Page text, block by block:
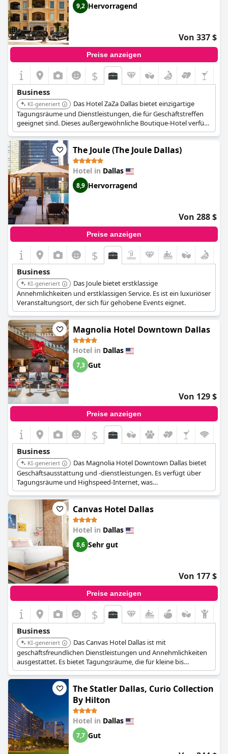
Allerdings weist das Hotel in bestimmten Bereichen Mängel auf,
die für Geschäftsreisende wesentlich sind. Es gibt kein
dediziertes Businesscenter, was ein erheblicher Nachteil für
diejenigen sein könnte, die robuste Geschäftssupportleistungen
benötigen. Auch die Business Suite bedarf einer Verbesserung,
um die Erwartungen von Geschäftsgästen zu erfüllen. Das
Feedback deutet darauf hin, dass das Hotel aufgrund der
Einschränkungen seiner Business-Ausstattung besser für
Kurzaufenthalte als für längere Geschäftsreisen geeignet ist.
Insgesamt ist das Hotel zwar für Geschäftsreisende in Ordnung,
wird aber eher für kurze Besuche als für längere
Geschäftsaufenthalte empfohlen.
9,2 Hervorragend
Von 337 $
Preise anzeigen
$
Business
KI-generiert
Das Hotel ZaZa Dallas bietet einzigartige
Tagungsräume und Dienstleistungen, die für Geschäftstreffen
geeignet sind. Dieses außergewöhnliche Boutique-Hotel verfügt
über 7.500 Quadratfuß Veranstaltungsfläche und 167
Gästezimmer.
The Joule (The Joule Dallas)
Hotel in Dallas
8,9 Hervorragend
Von 288 $
Preise anzeigen
$
Business
KI-generiert
Das Joule bietet erstklassige
Annehmlichkeiten und erstklassigen Service. Es ist ein luxuriöser
Veranstaltungsort, der sich für gehobene Events eignet.
Magnolia Hotel Downtown Dallas
Hotel in Dallas
7,3 Gut
Von 129 $
Preise anzeigen
$
Business
KI-generiert
Das Magnolia Hotel Downtown Dallas bietet
Geschäftsausstattung und -dienstleistungen. Es verfügt über
Tagungsräume und Highspeed-Internet, was
Geschäftsreisenden Komfort gewährleistet.
Canvas Hotel Dallas
Hotel in Dallas
8,6 Sehr gut
Von 177 $
Preise anzeigen
$
Business
KI-generiert
Das Canvas Hotel Dallas ist mit
geschäftsfreundlichen Dienstleistungen und Annehmlichkeiten
ausgestattet. Es bietet Tagungsräume, die für kleine bis
mittelgroße Geschäftstreffen geeignet sind.
The Statler Dallas, Curio Collection
By Hilton
Hotel in Dallas
7,7 Gut